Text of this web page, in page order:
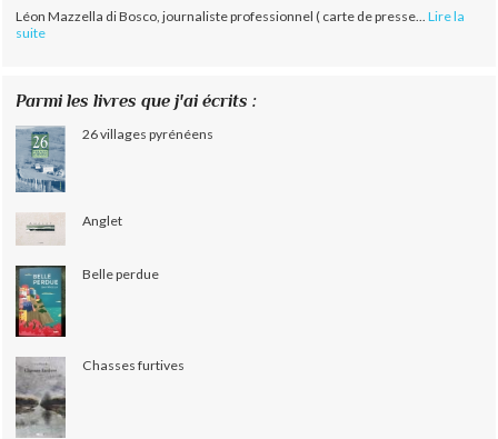
Léon Mazzella di Bosco, journaliste professionnel ( carte de presse... Lire la
suite
Parmi les livres que j'ai écrits :
26 villages pyrénéens
Anglet
Belle perdue
Chasses furtives